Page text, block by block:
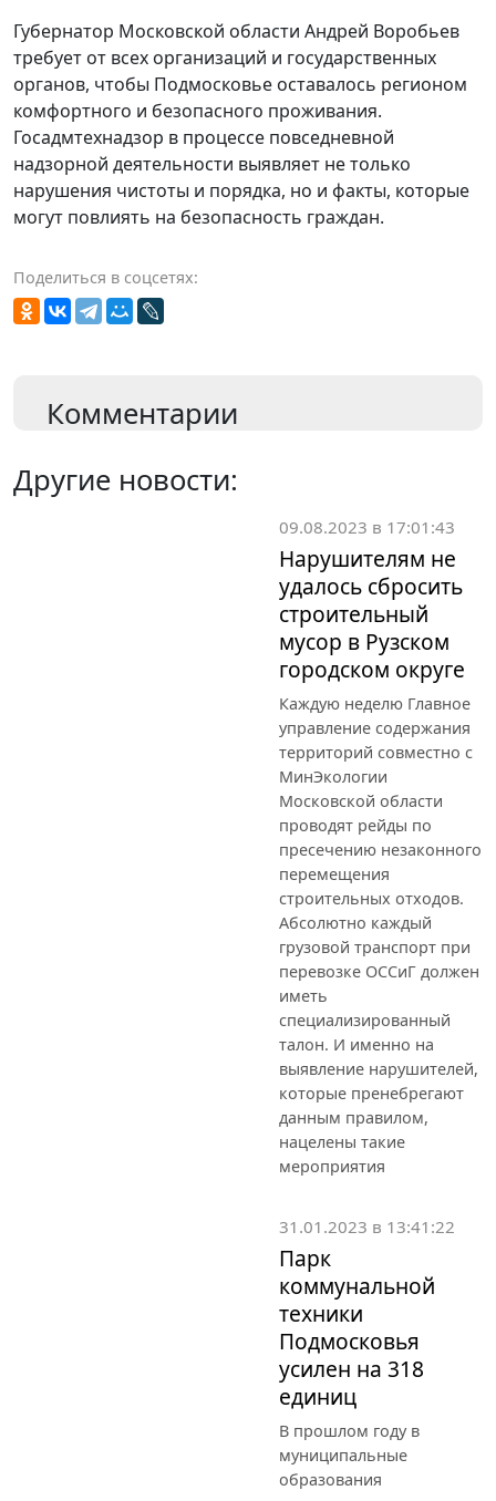
Губернатор Московской области Андрей Воробьев
требует от всех организаций и государственных
органов, чтобы Подмосковье оставалось регионом
комфортного и безопасного проживания.
Госадмтехнадзор в процессе повседневной
надзорной деятельности выявляет не только
нарушения чистоты и порядка, но и факты, которые
могут повлиять на безопасность граждан.
Поделиться в соцсетях:
Комментарии
Другие новости:
09.08.2023 в 17:01:43
Нарушителям не
удалось сбросить
строительный
мусор в Рузском
городском округе
Каждую неделю Главное
управление содержания
территорий совместно с
МинЭкологии
Московской области
проводят рейды по
пресечению незаконного
перемещения
строительных отходов.
Абсолютно каждый
грузовой транспорт при
перевозке ОССиГ должен
иметь
специализированный
талон. И именно на
выявление нарушителей,
которые пренебрегают
данным правилом,
нацелены такие
мероприятия
31.01.2023 в 13:41:22
Парк
коммунальной
техники
Подмосковья
усилен на 318
единиц
В прошлом году в
муниципальные
образования